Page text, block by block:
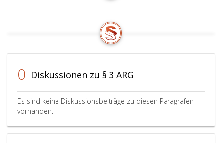
0 Diskussionen zu § 3 ARG
Es sind keine Diskussionsbeiträge zu diesen Paragrafen
vorhanden.